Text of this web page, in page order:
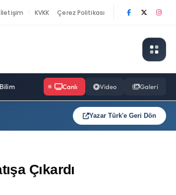
İletişim KVKK Çerez Politikası
Bilim Canlı Video Galeri
Yazar Türk'e Geri Dön
Çıkardı